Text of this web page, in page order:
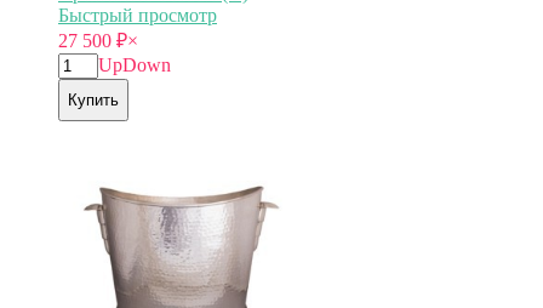
Быстрый просмотр
27 500 ₽×
UpDown
Купить